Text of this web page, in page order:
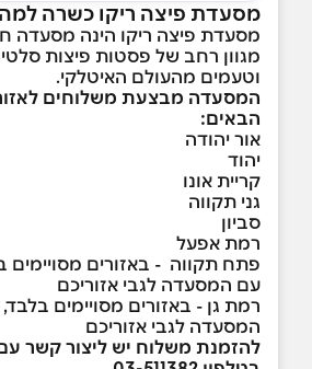
מסעדת פיצה ריקו כשרה
מסעדת פיצה ריקו הינה מסעדה
מגוון רחב של פסטות פיצות
וטעמים מהעולם האיטלקי.
המסעדה מבצעת משלוחים
הבאים:
אור יהודה
יהוד
קריית אונו
גני תקווה
סביון
רמת אפעל
פתח תקווה - באזורים מסויימים
עם המסעדה לגבי אזוריכם
רמת גן - באזורים מסויימים
המסעדה לגבי אזוריכם
להזמנת משלוח יש ליצור קשר